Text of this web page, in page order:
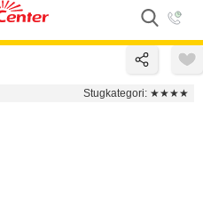
Stugkategori: ★★★★